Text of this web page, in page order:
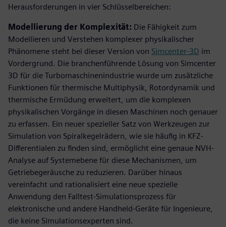
Herausforderungen in vier Schlüsselbereichen:
Modellierung der Komplexität: Die Fähigkeit zum
Modellieren und Verstehen komplexer physikalischer
Phänomene steht bei dieser Version von Simcenter-3D im
Vordergrund. Die branchenführende Lösung von Simcenter
3D für die Turbomaschinenindustrie wurde um zusätzliche
Funktionen für thermische Multiphysik, Rotordynamik und
thermische Ermüdung erweitert, um die komplexen
physikalischen Vorgänge in diesen Maschinen noch genauer
zu erfassen. Ein neuer spezieller Satz von Werkzeugen zur
Simulation von Spiralkegelrädern, wie sie häufig in KFZ-
Differentialen zu finden sind, ermöglicht eine genaue NVH-
Analyse auf Systemebene für diese Mechanismen, um
Getriebegeräusche zu reduzieren. Darüber hinaus
vereinfacht und rationalisiert eine neue spezielle
Anwendung den Falltest-Simulationsprozess für
elektronische und andere Handheld-Geräte für Ingenieure,
die keine Simulationsexperten sind.